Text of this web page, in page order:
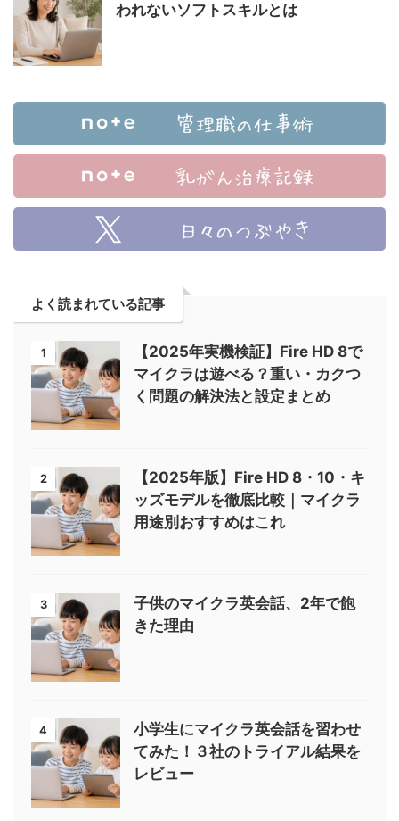
われないソフトスキルとは
よく読まれている記事
1
【2025年実機検証】Fire HD 8で
マイクラは遊べる？重い・カクつ
く問題の解決法と設定まとめ
2
【2025年版】Fire HD 8・10・キ
ッズモデルを徹底比較｜マイクラ
用途別おすすめはこれ
3
子供のマイクラ英会話、2年で飽
きた理由
4
小学生にマイクラ英会話を習わせ
てみた！３社のトライアル結果を
レビュー